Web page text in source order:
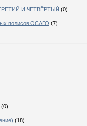
И ЧЕТВЁРТЫЙ (0)
полисов ОСАГО (7)
(0)
(18)